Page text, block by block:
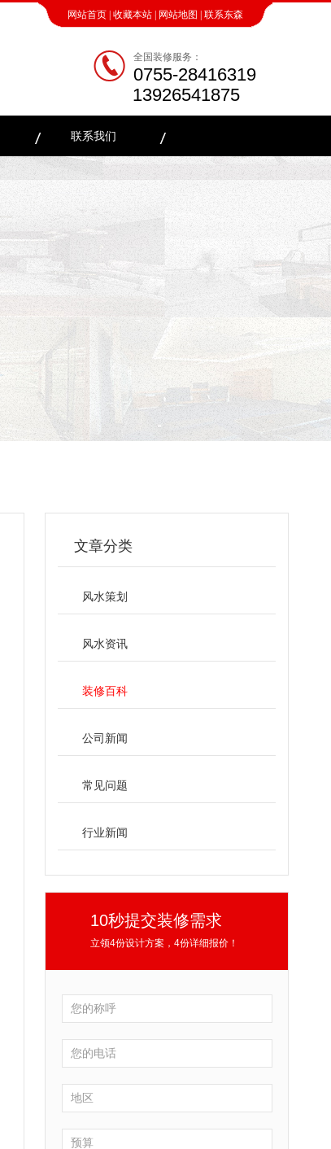
网站首页 收藏本站 网站地图 联系东森
全国装修服务：
0755-28416319
13926541875
联系我们
文章分类
风水策划
风水资讯
装修百科
公司新闻
常见问题
行业新闻
10秒提交装修需求
立领4份设计方案，4份详细报价！